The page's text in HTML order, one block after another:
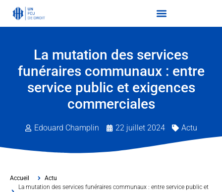
La mutation des services
funéraires communaux : entre
service public et exigences
commerciales
Edouard Champlin 22 juillet 2024 Actu
Accueil
Actu
La mutation des services funéraires communaux : entre service public et